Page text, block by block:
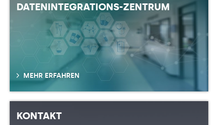
DATENINTEGRATIONS-ZENTRUM
MEHR ERFAHREN
KONTAKT